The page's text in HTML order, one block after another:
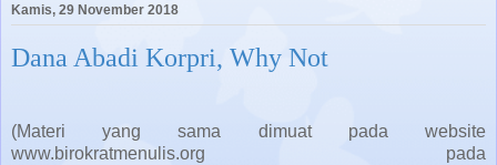
Kamis, 29 November 2018
Dana Abadi Korpri, Why Not
(Materi yang sama dimuat pada website
www.birokratmenulis.org pada